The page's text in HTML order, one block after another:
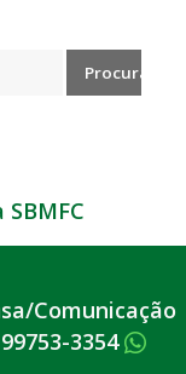
Procurar
Comunicação
3354